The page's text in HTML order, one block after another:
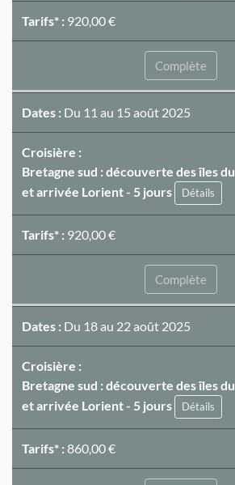
Tarifs* : 920,00 €
Complète
Dates : Du 11 au 15 août 2025
Croisière :
Bretagne sud : découverte des îles
et arrivée Lorient - 5 jours
Détails
Tarifs* : 920,00 €
Complète
Dates : Du 18 au 22 août 2025
Croisière :
Bretagne sud : découverte des îles
et arrivée Lorient - 5 jours
Détails
Tarifs* : 860,00 €